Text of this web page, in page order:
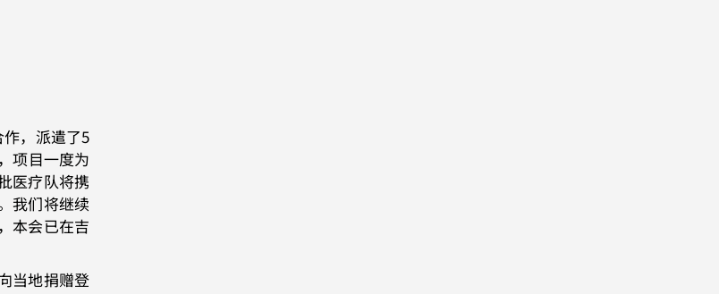
，派遣了5
项目一度为
医疗队将携
我们将继续
本会已在吉
当地捐赠登